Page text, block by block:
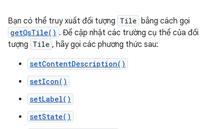
Bạn có thể truy xuất đối tượng Tile bằng cách gọi
getQsTile() . Để cập nhật các trường cụ thể của đối
tượng Tile , hãy gọi các phương thức sau:
setContentDescription()
setIcon()
setLabel()
setState()